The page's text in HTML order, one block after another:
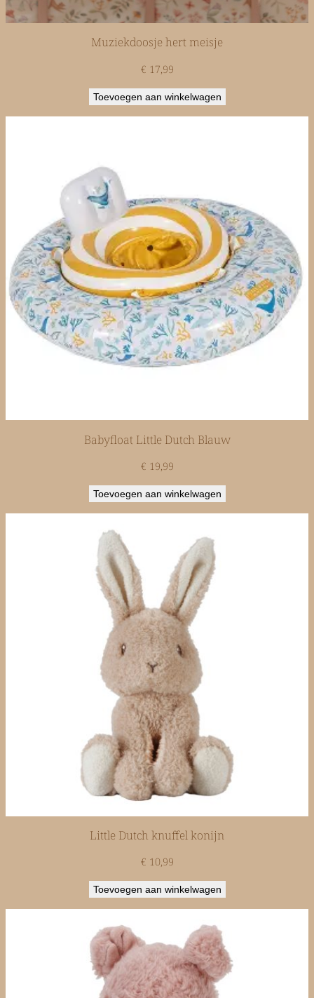
Muziekdoosje hert meisje
€ 17,99
Toevoegen aan winkelwagen
Babyfloat Little Dutch Blauw
€ 19,99
Toevoegen aan winkelwagen
Little Dutch knuffel konijn
€ 10,99
Toevoegen aan winkelwagen